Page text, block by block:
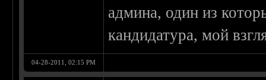
админа, один из
кандидатура, мой
04-28-2011, 02:15 PM